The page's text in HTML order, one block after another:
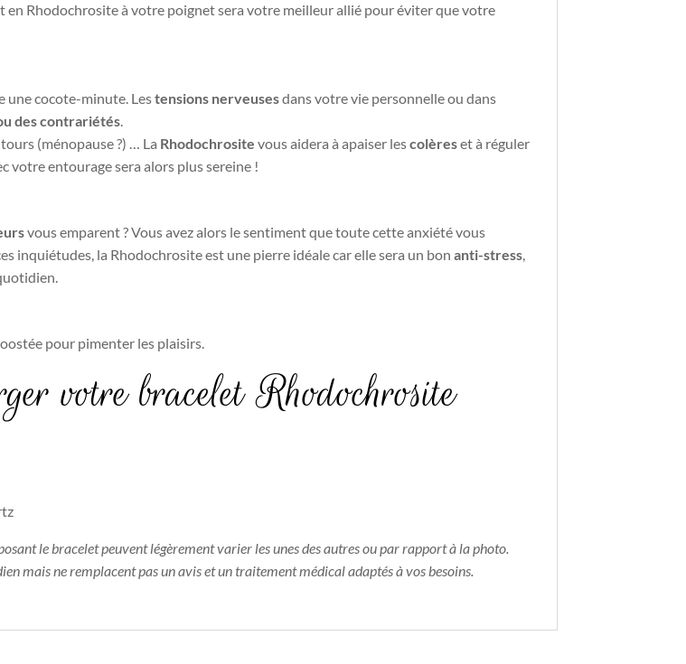
Rhodochrosite à votre poignet sera votre meilleur allié pour éviter que votre
une cocote-minute. Lestensions nerveusesdans votre vie personnelle ou dans
des contrariétés.
(ménopause ?) … La Rhodochrosite vous aidera à apaiser lescolèreset à réguler
votre entourage sera alors plus sereine !
vous emparent ? Vous avez alors le sentiment que toute cette anxiétévous
inquiétudes, la Rhodochrosite est une pierre idéale car elle sera un bon anti-stress,
pour pimenter les plaisirs.
votre bracelet Rhodochrosite
le bracelet peuvent légèrement varier les unes des autres ou par rapport à la photo.
mais ne remplacent pas un avis et un traitement médical adaptés à vos besoins.